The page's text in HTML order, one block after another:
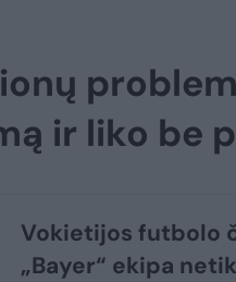
ir liko be
Vokietijos futbolo
„Bayer“ ekipa